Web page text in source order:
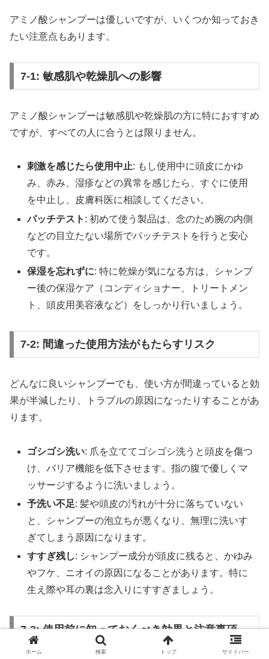
アミノ酸シャンプーは優しいですが、いくつか知っておき
たい注意点もあります。
7-1: 敏感肌や乾燥肌への影響
アミノ酸シャンプーは敏感肌や乾燥肌の方に特におすすめ
ですが、すべての人に合うとは限りません。
刺激を感じたら使用中止: もし使用中に頭皮にかゆ
み、赤み、湿疹などの異常を感じたら、すぐに使用
を中止し、皮膚科医に相談してください。
パッチテスト : 初めて使う製品は、念のため腕の内側
などの目立たない場所でパッチテストを行うと安心
です。
保湿を忘れずに: 特に乾燥が気になる方は、シャンプ
ー後の保湿ケア（コンディショナー、トリートメン
ト、頭皮用美容液など）をしっかり行いましょう。
7-2: 間違った使用方法がもたらすリスク
どんなに良いシャンプーでも、使い方が間違っていると効
果が半減したり、トラブルの原因になったりすることがあ
ります。
ゴシゴシ洗い: 爪を立ててゴシゴシ洗うと頭皮を傷つ
け、バリア機能を低下させます。指の腹で優しくマ
ッサージするように洗いましょう。
予洗い不足: 髪や頭皮の汚れが十分に落ちていない
と、シャンプーの泡立ちが悪くなり、無理に洗いす
ぎてしまう原因になります。
すすぎ残し: シャンプー成分が頭皮に残ると、かゆみ
やフケ、ニオイの原因になることがあります。特に
生え際や耳の裏は念入りにすすぎましょう。
7-3: 使用前に知っておくべき効果と注意事項
ホーム 検索 トップ サイドバー